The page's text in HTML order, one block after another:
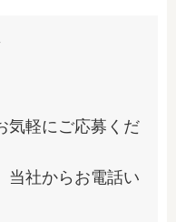
気軽にご応募くだ
当社からお電話い